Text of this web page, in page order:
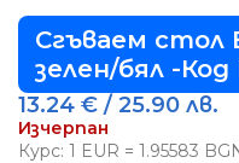
Сгъваем стол
зелен/бял -Код
13.24 € / 25.90 лв.
Изчерпан
Курс: 1 EUR = 1.95583